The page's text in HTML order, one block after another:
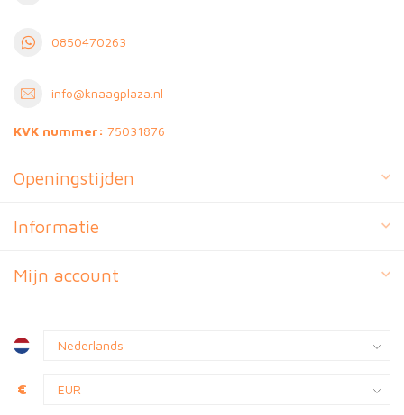
0850470263
info@knaagplaza.nl
KVK nummer: 75031876
Openingstijden
Informatie
Mijn account
€